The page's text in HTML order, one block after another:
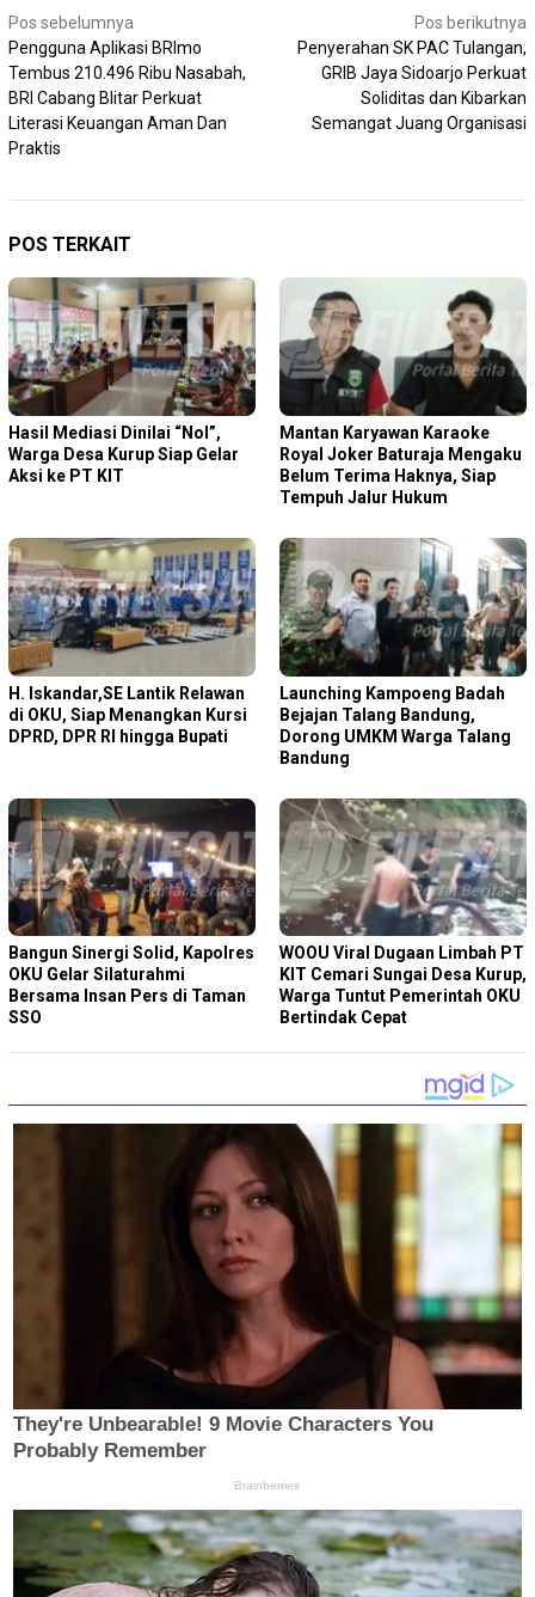
Navigasi
pos
Pos sebelumnya
Pengguna Aplikasi BRImo
Tembus 210.496 Ribu Nasabah,
BRI Cabang Blitar Perkuat
Literasi Keuangan Aman Dan
Praktis
Pos berikutnya
Penyerahan SK PAC Tulangan,
GRIB Jaya Sidoarjo Perkuat
Soliditas dan Kibarkan
Semangat Juang Organisasi
POS TERKAIT
Hasil Mediasi Dinilai “Nol”,
Warga Desa Kurup Siap Gelar
Aksi ke PT KIT
Mantan Karyawan Karaoke
Royal Joker Baturaja Mengaku
Belum Terima Haknya, Siap
Tempuh Jalur Hukum
H. Iskandar,SE Lantik Relawan
di OKU, Siap Menangkan Kursi
DPRD, DPR RI hingga Bupati
Launching Kampoeng Badah
Bejajan Talang Bandung,
Dorong UMKM Warga Talang
Bandung
Bangun Sinergi Solid, Kapolres
OKU Gelar Silaturahmi
Bersama Insan Pers di Taman
SSO
WOOU Viral Dugaan Limbah PT
KIT Cemari Sungai Desa Kurup,
Warga Tuntut Pemerintah OKU
Bertindak Cepat